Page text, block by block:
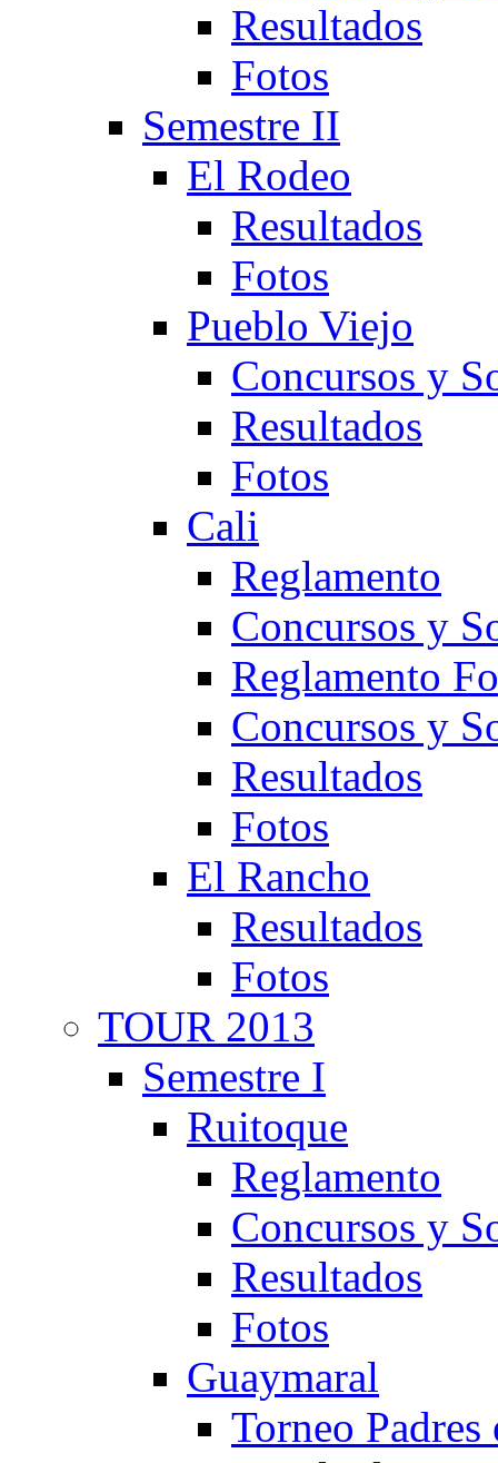
Resultados
Fotos
Semestre II
El Rodeo
Resultados
Fotos
Pueblo Viejo
Concursos y
Resultados
Fotos
Cali
Reglamento
Concursos y
Reglamento
Concursos y
Resultados
Fotos
El Rancho
Resultados
Fotos
TOUR 2013
Semestre I
Ruitoque
Reglamento
Concursos y
Resultados
Fotos
Guaymaral
Torneo